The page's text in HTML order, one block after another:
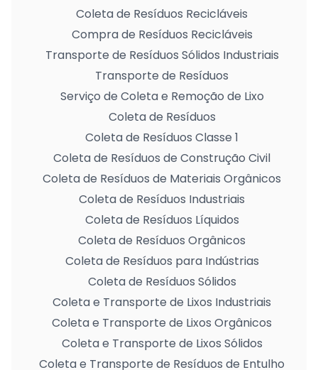
Coleta de Resíduos Recicláveis
Compra de Resíduos Recicláveis
Transporte de Resíduos Sólidos Industriais
Transporte de Resíduos
Serviço de Coleta e Remoção de Lixo
Coleta de Resíduos
Coleta de Resíduos Classe 1
Coleta de Resíduos de Construção Civil
Coleta de Resíduos de Materiais Orgânicos
Coleta de Resíduos Industriais
Coleta de Resíduos Líquidos
Coleta de Resíduos Orgânicos
Coleta de Resíduos para Indústrias
Coleta de Resíduos Sólidos
Coleta e Transporte de Lixos Industriais
Coleta e Transporte de Lixos Orgânicos
Coleta e Transporte de Lixos Sólidos
Coleta e Transporte de Resíduos de Entulho